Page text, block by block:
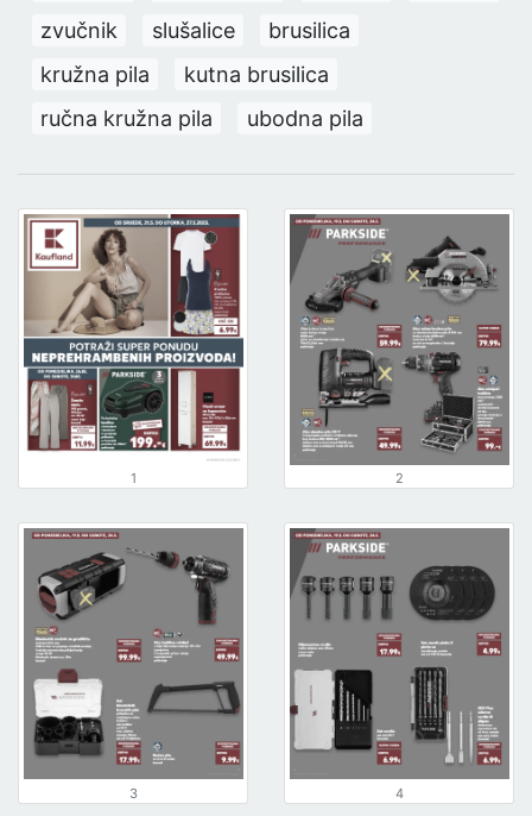
zvučnik
slušalice
brusilica
kružna pila
kutna brusilica
ručna kružna pila
ubodna pila
1 2
3 4